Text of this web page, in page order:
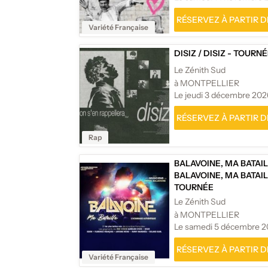
Variété Française
RÉSERVEZ À PARTIR
Rap
DISIZ /DISIZ -
Le Zénith Sud
à MONTPELLIER
Le jeudi 3 décembre
RÉSERVEZ À PARTIR
Variété Française
BALAVOINE, MA
BALAVOINE, MA
TOURNÉE
Le Zénith Sud
à MONTPELLIER
Le samedi 5 décembre
RÉSERVEZ À PARTIR